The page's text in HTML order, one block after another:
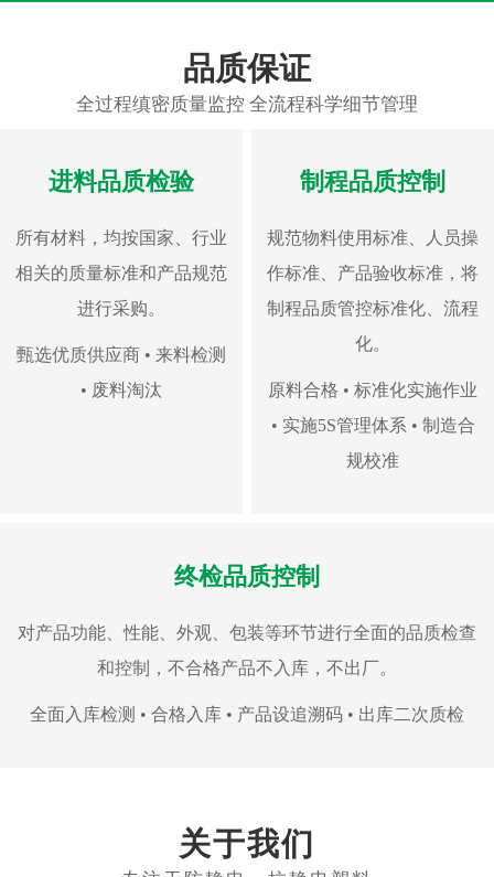
品质保证
全过程缜密质量监控 全流程科学细节管理
进料品质检验
所有材料，均按国家、行业
相关的质量标准和产品规范
进行采购。
甄选优质供应商 • 来料检测
• 废料淘汰
制程品质控制
规范物料使用标准、人员操
作标准、产品验收标准，将
制程品质管控标准化、流程
化。
原料合格 • 标准化实施作业
• 实施5S管理体系 • 制造合
规校准
终检品质控制
对产品功能、性能、外观、包装等环节进行全面的品质检查
和控制，不合格产品不入库，不出厂。
全面入库检测 • 合格入库 • 产品设追溯码 • 出库二次质检
关于我们